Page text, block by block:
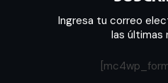
Ingresa tu correo
las últimas